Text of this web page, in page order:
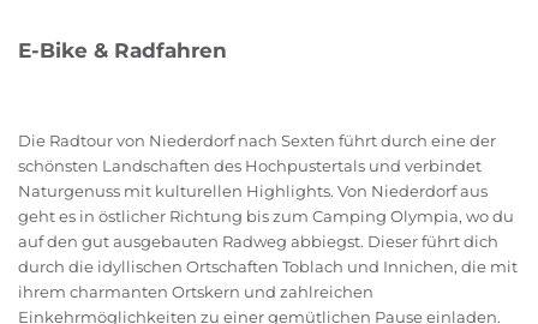
E-Bike & Radfahren
Die Radtour von Niederdorf nach Sexten führt durch eine der
schönsten Landschaften des Hochpustertals und verbindet
Naturgenuss mit kulturellen Highlights. Von Niederdorf aus
geht es in östlicher Richtung bis zum Camping Olympia, wo du
auf den gut ausgebauten Radweg abbiegst. Dieser führt dich
durch die idyllischen Ortschaften Toblach und Innichen, die mit
ihrem charmanten Ortskern und zahlreichen
Einkehrmöglichkeiten zu einer gemütlichen Pause einladen.